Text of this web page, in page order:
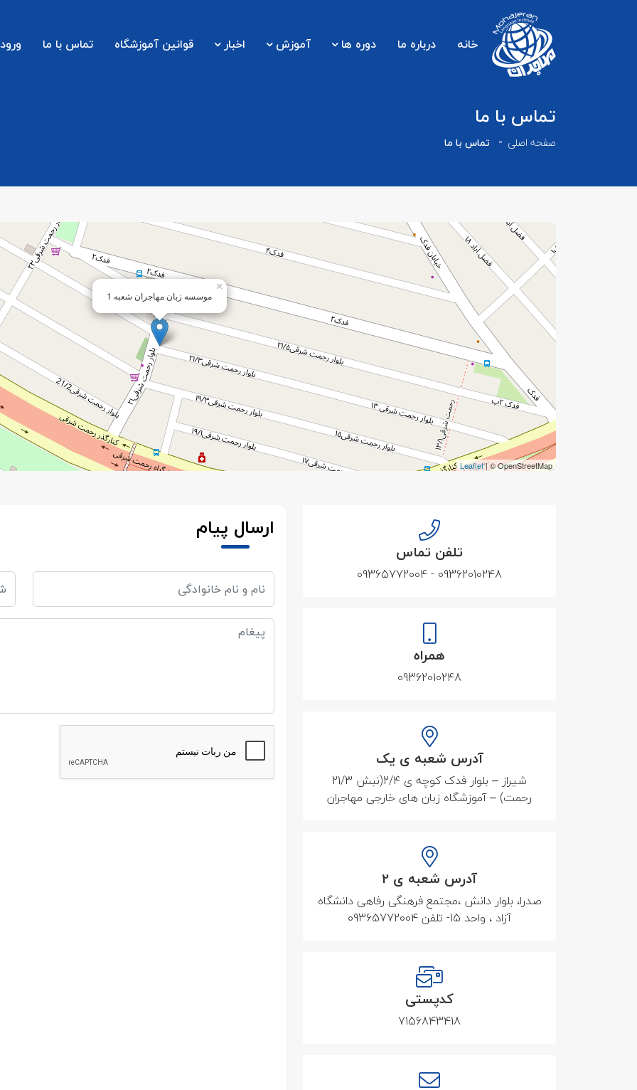
خانه درباره ما دوره ها آموزش اخبار قوانین آموزشگاه تماس با ما
تماس با ما
صفحه اصلی تماس با ما
موسسه زبان مهاجران شعبه 1
×
Leaflet| © OpenStreetMap
تلفن تماس
09362010248 - 09365772004
همراه
09362010248
آدرس شعبه ی یک
شیراز – بلوار فدک کوچه ی 2/4(نبش 21/3
رحمت) – آموزشگاه زبان های خارجی مهاجران
آدرس شعبه ی 2
صدرا، بلوار دانش ،مجتمع فرهنگی رفاهی دانشگاه
آزاد ، واحد 15- تلفن 09365772004
کدپستی
7156843418
ارسال پیام